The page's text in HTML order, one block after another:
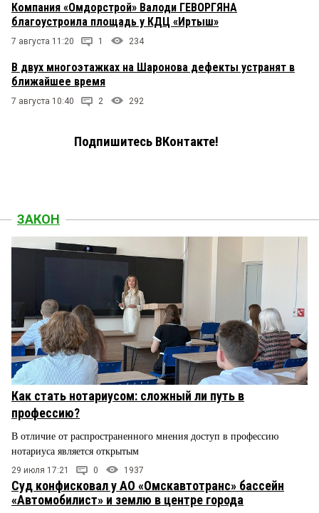
Компания «Омдорстрой» Валоди ГЕВОРГЯНА
благоустроила площадь у КДЦ «Иртыш»
7 августа 11:20 1 234
В двух многоэтажках на Шаронова дефекты устранят в
ближайшее время
7 августа 10:40 2 292
Подпишитесь ВКонтакте!
ЗАКОН
Как стать нотариусом: сложный ли путь в
профессию?
В отличие от распространенного мнения доступ в профессию
нотариуса является открытым
29 июля 17:21 0 1937
Суд конфисковал у АО «Омскавтотранс» бассейн
«Автомобилист» и землю в центре города